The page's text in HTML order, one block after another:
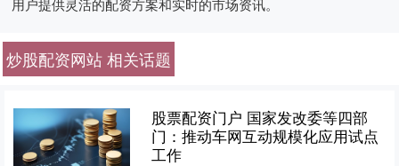
用户提供灵活的配资方案和实时的市场资讯。
炒股配资网站 相关话题
股票配资门户 国家发改委等四部
门：推动车网互动规模化应用试点
工作